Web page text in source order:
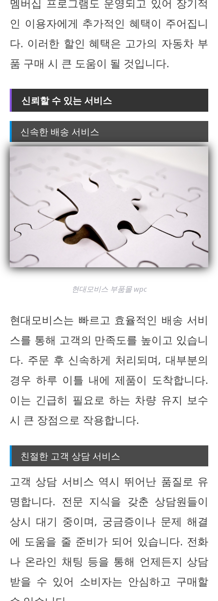
멤버십 프로그램도 운영되고 있어 장기적
인 이용자에게 추가적인 혜택이 주어집니
다. 이러한 할인 혜택은 고가의 자동차 부
품 구매 시 큰 도움이 될 것입니다.
신뢰할 수 있는 서비스
신속한 배송 서비스
현대모비스 부품몰 wpc
현대모비스는 빠르고 효율적인 배송 서비
스를 통해 고객의 만족도를 높이고 있습니
다. 주문 후 신속하게 처리되며, 대부분의
경우 하루 이틀 내에 제품이 도착합니다.
이는 긴급히 필요로 하는 차량 유지 보수
시 큰 장점으로 작용합니다.
친절한 고객 상담 서비스
고객 상담 서비스 역시 뛰어난 품질로 유
명합니다. 전문 지식을 갖춘 상담원들이
상시 대기 중이며, 궁금증이나 문제 해결
에 도움을 줄 준비가 되어 있습니다. 전화
나 온라인 채팅 등을 통해 언제든지 상담
받을 수 있어 소비자는 안심하고 구매할